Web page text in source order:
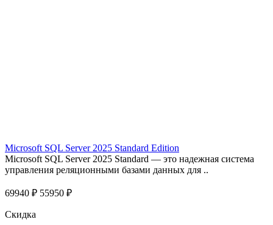
Microsoft SQL Server 2025 Standard Edition
Microsoft SQL Server 2025 Standard — это надежная система
управления реляционными базами данных для ..
69940 ₽ 55950 ₽
Скидка